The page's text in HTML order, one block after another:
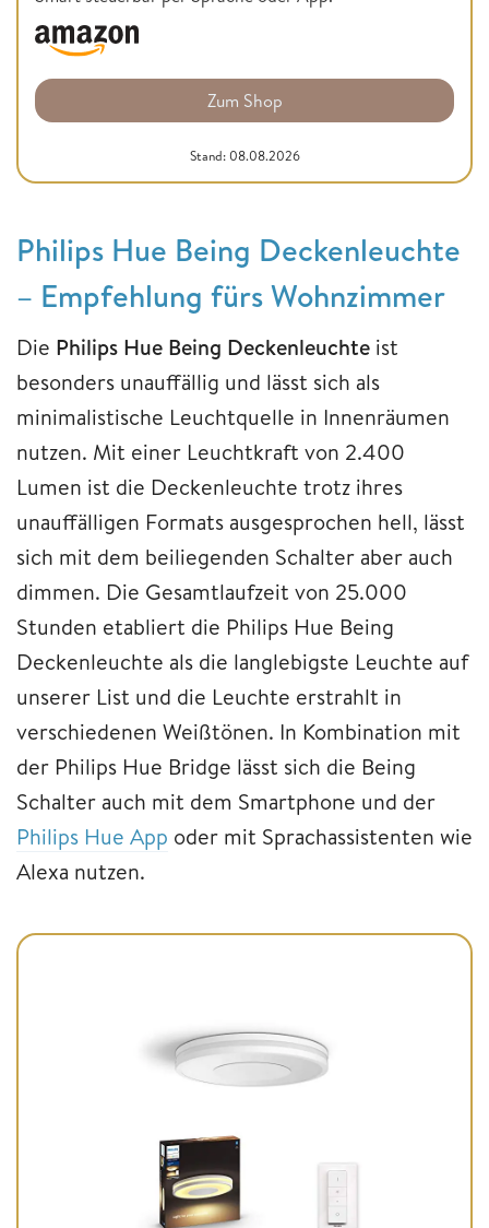
Zum Shop
Stand: 08.08.2026
Philips Hue Being Deckenleuchte
– Empfehlung fürs Wohnzimmer
Die Philips Hue Being Deckenleuchte ist
besonders unauffällig und lässt sich als
minimalistische Leuchtquelle in Innenräumen
nutzen. Mit einer Leuchtkraft von 2.400
Lumen ist die Deckenleuchte trotz ihres
unauffälligen Formats ausgesprochen hell, lässt
sich mit dem beiliegenden Schalter aber auch
dimmen. Die Gesamtlaufzeit von 25.000
Stunden etabliert die Philips Hue Being
Deckenleuchte als die langlebigste Leuchte auf
unserer List und die Leuchte erstrahlt in
verschiedenen Weißtönen. In Kombination mit
der Philips Hue Bridge lässt sich die Being
Schalter auch mit dem Smartphone und der
Philips Hue App oder mit Sprachassistenten wie
Alexa nutzen.